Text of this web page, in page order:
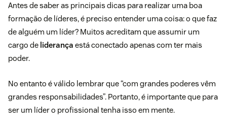
Antes de saber as principais dicas para realizar uma boa
formação de líderes, é preciso entender uma coisa: o que faz
de alguém um líder? Muitos acreditam que assumir um
cargo de liderança está conectado apenas com ter mais
poder.
No entanto é válido lembrar que “com grandes poderes vêm
grandes responsabilidades”. Portanto, é importante que para
ser um líder o profissional tenha isso em mente.